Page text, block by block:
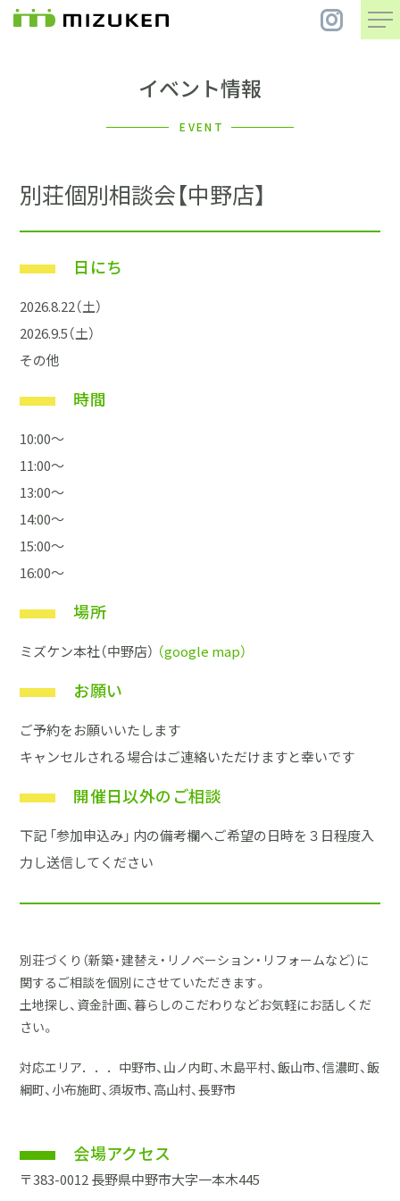
まちづくり
コンセプト
採用情報
ショールーム
イベント情報
EVENT
別荘個別相談会【中野店】
日にち
2026.8.22（土）
2026.9.5（土）
その他
時間
10:00〜
11:00〜
13:00〜
14:00〜
15:00〜
16:00〜
場所
ミズケン本社（中野店） （google map）
お願い
ご予約をお願いいたします
キャンセルされる場合はご連絡いただけますと幸いです
開催日以外のご相談
下記 「参加申込み」 内の備考欄へご希望の日時を３日程度入
力し送信してください
別荘づくり（新築・建替え・リノベーション・リフォームなど）に
関するご相談を個別にさせていただきます。
土地探し、資金計画、暮らしのこだわりなどお気軽にお話しくだ
さい。
対応エリア．．．中野市、山ノ内町、木島平村、飯山市、信濃町、飯
綱町、小布施町、須坂市、高山村、長野市
会場アクセス
〒383-0012 長野県中野市大字一本木445